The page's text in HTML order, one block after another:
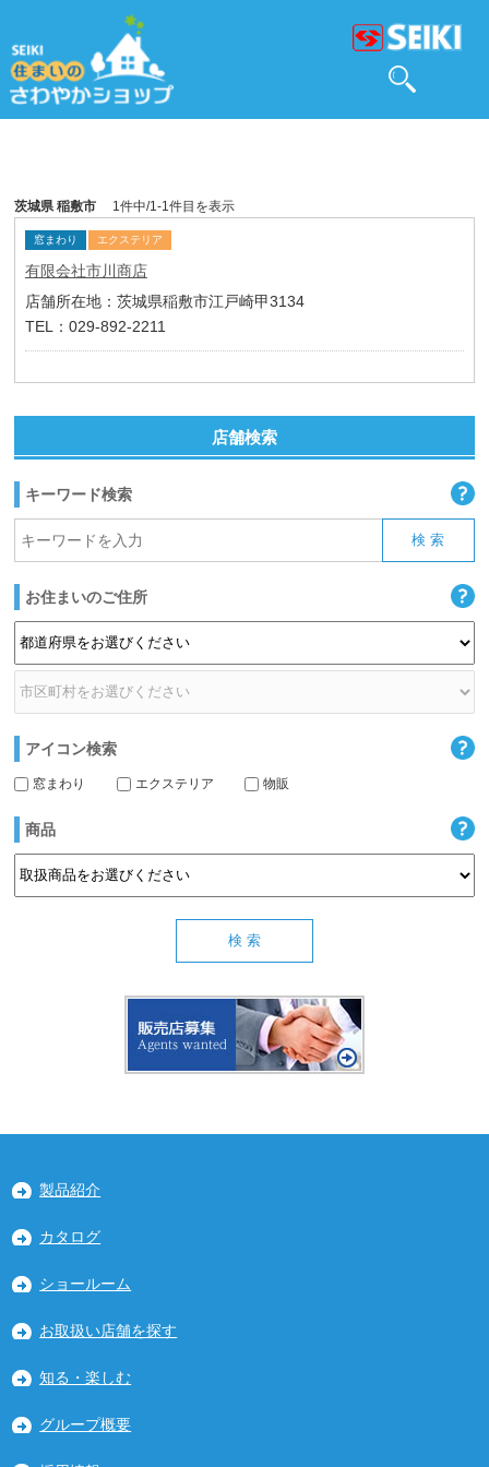
茨城県 稲敷市 1件中/1-1件目を表示
窓まわり エクステリア
有限会社市川商店
店舗所在地：茨城県稲敷市江戸崎甲3134
TEL：029-892-2211
店舗検索
キーワード検索
お住まいのご住所
アイコン検索
窓まわり エクステリア 物販
商品
製品紹介
カタログ
ショールーム
お取扱い店舗を探す
知る・楽しむ
グループ概要